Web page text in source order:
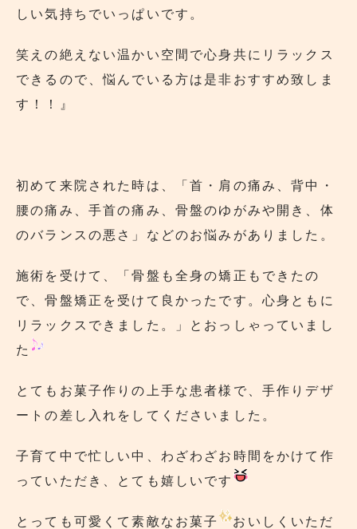
しい気持ちでいっぱいです。
笑えの絶えない温かい空間で心身共にリラックス
できるので、悩んでいる方は是非おすすめ致しま
す！！』
初めて来院された時は、「首・肩の痛み、背中・
腰の痛み、手首の痛み、骨盤のゆがみや開き、体
のバランスの悪さ」などのお悩みがありました。
施術を受けて、「骨盤も全身の矯正もできたの
で、骨盤矯正を受けて良かったです。心身ともに
リラックスできました。」とおっしゃっていまし
た
とてもお菓子作りの上手な患者様で、手作りデザ
ートの差し入れをしてくださいました。
子育て中で忙しい中、わざわざお時間をかけて作
っていただき、とても嬉しいです
とっても可愛くて素敵なお菓子
おいしくいただ